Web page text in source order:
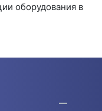
оборудования в